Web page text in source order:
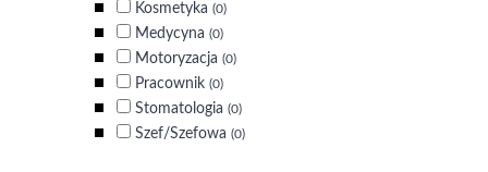
Kosmetyka (0)
Medycyna (0)
Motoryzacja (0)
Pracownik (0)
Stomatologia (0)
Szef/Szefowa (0)